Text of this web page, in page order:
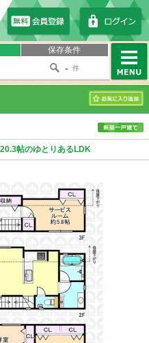
保存条件
- 件
MENU
お気に入り
帖のゆとりあるLDK